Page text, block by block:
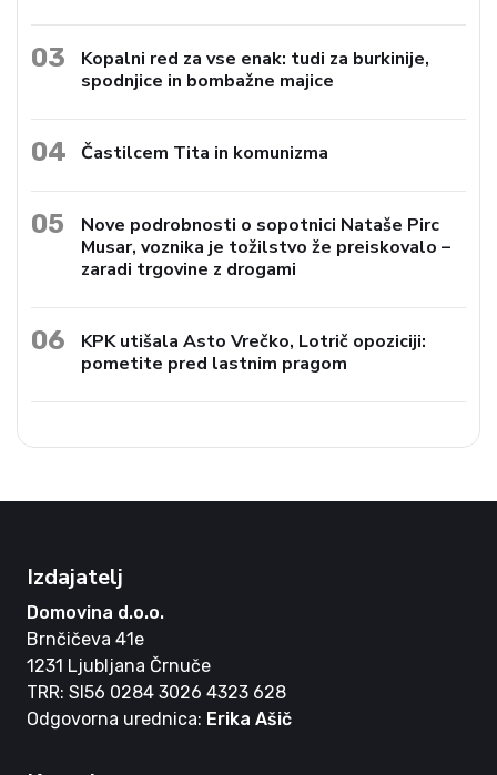
03
Kopalni red za vse enak: tudi za burkinije,
spodnjice in bombažne majice
04 Častilcem Tita in komunizma
05
Nove podrobnosti o sopotnici Nataše Pirc
Musar, voznika je tožilstvo že preiskovalo –
zaradi trgovine z drogami
06
KPK utišala Asto Vrečko, Lotrič opoziciji:
pometite pred lastnim pragom
Izdajatelj
Domovina d.o.o.
Brnčičeva 41e
1231 Ljubljana Črnuče
TRR: SI56 0284 3026 4323 628
Odgovorna urednica: Erika Ašič